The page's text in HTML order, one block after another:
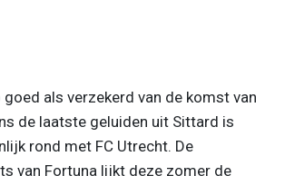
als verzekerd van de komst van
de laatste geluiden uit Sittard is
rond met FC Utrecht. De
van Fortuna lijkt deze zomer de